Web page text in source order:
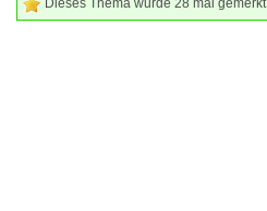
Dieses Thema wurde 28 mal gemerkt